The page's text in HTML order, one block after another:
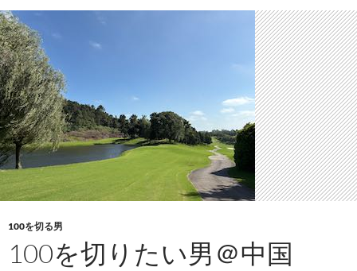
100を切る男
100を切りたい男＠中国